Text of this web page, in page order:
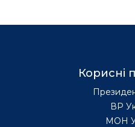
Корисні
ВР
МОН